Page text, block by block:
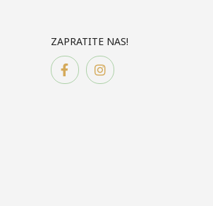
ZAPRATITE NAS!